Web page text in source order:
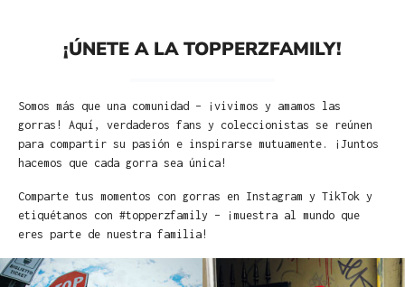
¡ÚNETE A LA TOPPERZFAMILY!
Somos más que una comunidad – ¡vivimos y amamos las
gorras! Aquí, verdaderos fans y coleccionistas se reúnen
para compartir su pasión e inspirarse mutuamente. ¡Juntos
hacemos que cada gorra sea única!
Comparte tus momentos con gorras en Instagram y TikTok y
etiquétanos con #topperzfamily – ¡muestra al mundo que
eres parte de nuestra familia!